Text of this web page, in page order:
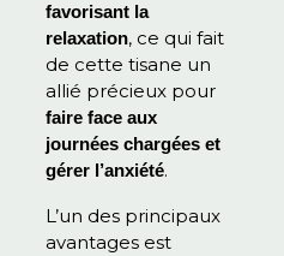
favorisant la
relaxation, ce qui fait
de cette tisane un
allié précieux pour
faire face aux
journées chargées et
gérer l’anxiété.
L’un des principaux
avantages est